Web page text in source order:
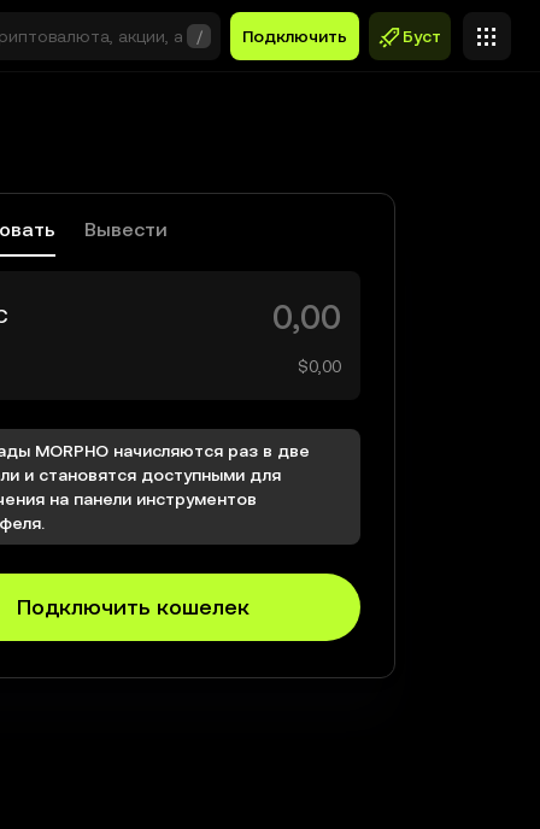
/ Подключить Буст
Вывести
$0,00
MORPHO начисляются раз в две
и становятся доступными для
на панели инструментов
Подключить кошелек